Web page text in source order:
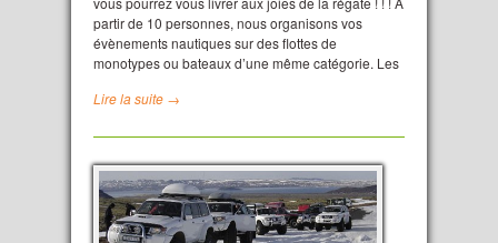
partir de 10 personnes, nous organisons vos
évènements nautiques sur des flottes de
monotypes ou bateaux d’une même catégorie. Les
Lire la suite →